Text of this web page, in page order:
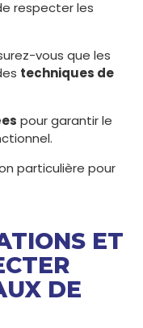
respecter les
vous que les
techniques de
pour garantir le
particulière pour
ET
DE